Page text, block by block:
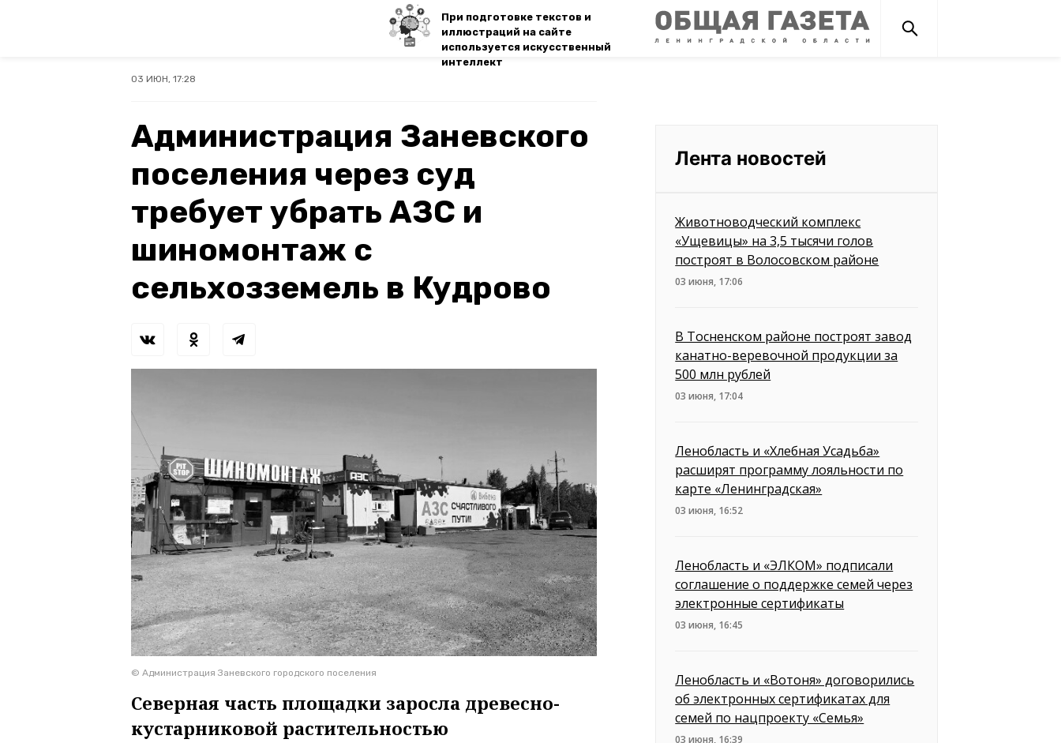
При подготовке текстов и
иллюстраций на сайте
используется искусственный
интеллект
03 ИЮН, 17:28
Администрация Заневского
поселения через суд
требует убрать АЗС и
шиномонтаж с
сельхозземель в Кудрово
© Администрация Заневского городского поселения
Северная часть площадки заросла древесно-
кустарниковой растительностью
Лента новостей
Животноводческий комплекс
«Ущевицы» на 3,5 тысячи голов
построят в Волосовском районе
03 июня, 17:06
В Тосненском районе построят завод
канатно-веревочной продукции за
500 млн рублей
03 июня, 17:04
Ленобласть и «Хлебная Усадьба»
расширят программу лояльности по
карте «Ленинградская»
03 июня, 16:52
Ленобласть и «ЭЛКОМ» подписали
соглашение о поддержке семей через
электронные сертификаты
03 июня, 16:45
Ленобласть и «Вотоня» договорились
об электронных сертификатах для
семей по нацпроекту «Семья»
03 июня, 16:39